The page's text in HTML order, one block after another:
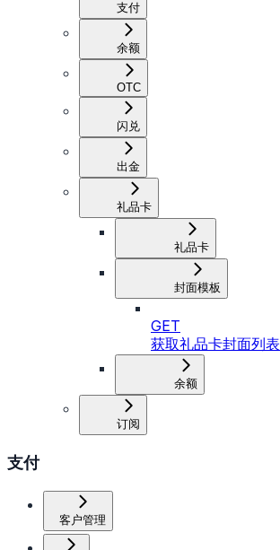
支付
余额
OTC
闪兑
出金
礼品卡
礼品卡
封面模板
GET
获取礼品卡封面列表
余额
订阅
支付
客户管理